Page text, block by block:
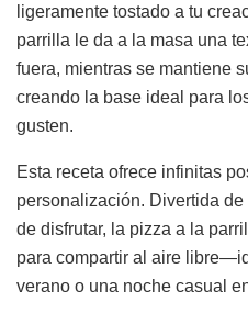
ligeramente tostado a tu
parrilla le da a la masa una
fuera, mientras se mantiene
creando la base ideal para
gusten.
Esta receta ofrece infinitas
personalización. Divertida
de disfrutar, la pizza a la
para compartir al aire
verano o una noche casual